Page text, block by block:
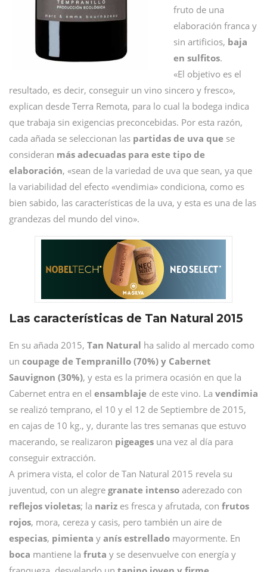
fruto de una
elaboración franca y
sin artificios, baja
en sulfitos.
«El objetivo es el
resultado, es decir, conseguir un vino sincero y fresco»,
explican desde Terra Remota, para lo cual la bodega indica
que trabaja sin exigencias preconcebidas. Por esta razón,
cada añada se seleccionan las partidas de uva que se
consideran más adecuadas para este tipo de
elaboración, «sean de la variedad de uva que sean, ya que
la variabilidad del efecto «vendimia» condiciona, como es
bien sabido, las características de la uva, y esta es una de las
grandezas del mundo del vino».
Las características de Tan Natural 2015
En su añada 2015, Tan Natural ha salido al mercado como
un coupage de Tempranillo (70%) y Cabernet
Sauvignon (30%), y esta es la primera ocasión en que la
Cabernet entra en el ensamblaje de este vino. La vendimia
se realizó temprano, el 10 y el 12 de Septiembre de 2015,
en cajas de 10 kg., y, durante las tres semanas que estuvo
macerando, se realizaron pigeages una vez al día para
conseguir extracción.
A primera vista, el color de Tan Natural 2015 revela su
juventud, con un alegre granate intenso aderezado con
reflejos violetas; la nariz es fresca y afrutada, con frutos
rojos, mora, cereza y casis, pero también un aire de
especias, pimienta y anís estrellado mayormente. En
boca mantiene la fruta y se desenvuelve con energía y